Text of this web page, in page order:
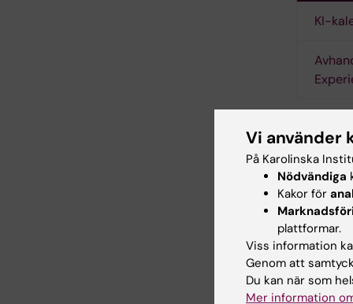
KI-
Tags
Kathrin
Vi använder
På Karolinska
Nödvändiga
Kakor för
plattformar.
Viss information
Genom att
Du kan när som
Mer information